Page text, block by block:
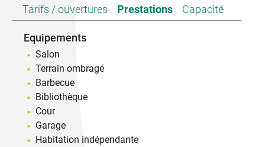
Tarifs / ouvertures Prestations Capacité
Equipements
Salon
Terrain ombragé
Barbecue
Bibliothèque
Cour
Garage
Habitation indépendante